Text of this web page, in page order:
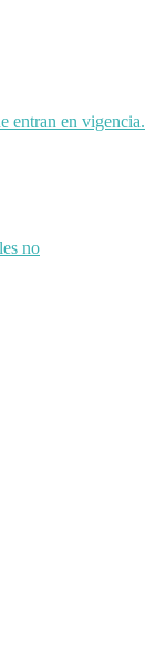
entran en vigencia.
no